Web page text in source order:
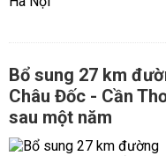
Bổ sung 27 km
Châu Đốc - Cần
sau một năm